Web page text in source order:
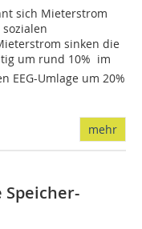
sich Mieterstrom
sinken die
um rund 10%  im
EEG-Umlage um 20%
mehr